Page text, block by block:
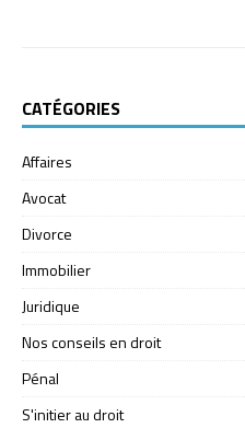
CATÉGORIES
Affaires
Avocat
Divorce
Immobilier
Juridique
Nos conseils en droit
Pénal
S'initier au droit